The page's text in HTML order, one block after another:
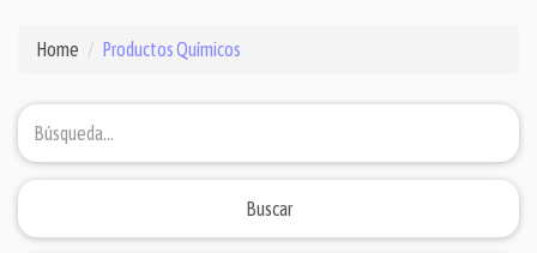
Home Productos Químicos